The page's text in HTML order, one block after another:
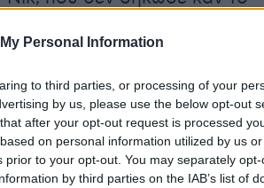
Personal Information
to third parties, or processing of your
by us, please use the below opt-out
after your opt-out request is processed
on personal information utilized by us
to your opt-out. You may separately
by third parties on the IAB’s list of
το μαύρο κράνος που
το κεφάλι του. Τρεις
του και οι υπόλοιπες
του ανέπτυξε ταχύτητα
κάποιες γυναίκες άρχισαν